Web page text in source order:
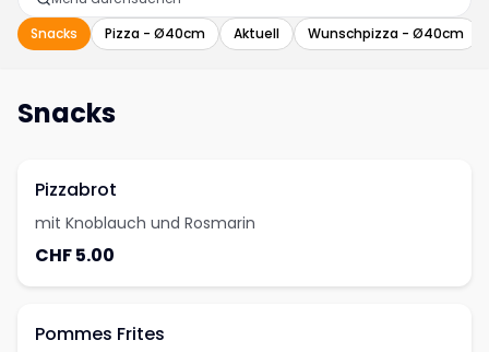
Snacks Pizza - Ø40cm Aktuell Wunschpizza - Ø40cm
Snacks
Pizzabrot
mit Knoblauch und Rosmarin
CHF 5.00
Pommes Frites